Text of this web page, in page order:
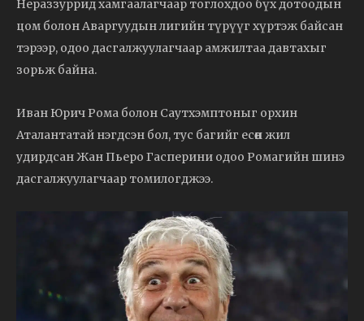
Нераззуррид хамгаалагчаар тоглохдоо бүх дотоодын
цом болон Аваргуудын лигийн түрүүг хүртэж байсан
тэрээр, одоо дасгалжуулагчаар амжилтаа давтахыг
зорьж байна.
Иван Юрич Рома болон Саутхэмптоныг орхин
Аталантатай нэгдсэн бол, тус багийг есөн жил
удирдсан Жан Пьеро Гасперини одоо Ромагийн шинэ
дасгалжуулагчаар томилогджээ.